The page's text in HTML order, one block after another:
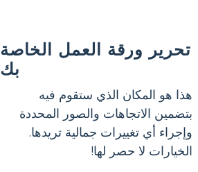
تحرير ورقة العمل الخاصة
بك
هذا هو المكان الذي ستقوم فيه
بتضمين الاتجاهات والصور المحددة
وإجراء أي تغييرات جمالية تريدها.
الخيارات لا حصر لها!